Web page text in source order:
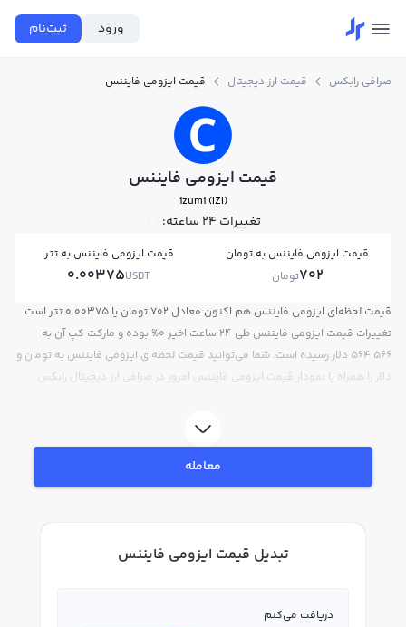
ورود ثبت‌نام
صرافی رابکس قیمت ارز دیجیتال قیمت ایزومی فایننس
قیمت ایزومی فایننس
izumi (IZI)
تغییرات ۲۴ ساعته: 0%
قیمت ایزومی فایننس به تومان
702تومان
قیمت ایزومی فایننس به تتر
0.00375USDT
قیمت لحظه‌ای ایزومی فایننس هم اکنون معادل 702 تومان یا 0.00375 تتر است.
تغییرات قیمت ایزومی فایننس طی 24 ساعت اخیر 0% بوده و مارکت کپ آن به
564,566 دلار رسیده است. شما می‌توانید قیمت لحظه‌ای ایزومی فایننس به تومان و
دلار را همراه با نمودار قیمت ایزومی فایننس امروز در صرافی ارز دیجیتال رابکس
معامله
تبدیل قیمت ایزومی فایننس
دریافت می‌کنم